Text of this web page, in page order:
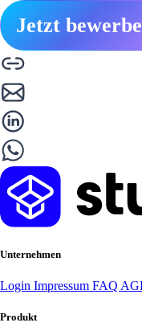
Jetzt
Unternehmen
Login Impressum FAQ
Produkt